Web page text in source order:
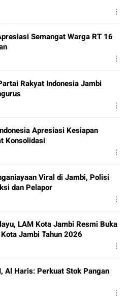
Semangat Warga RT 16
Rakyat Indonesia Jambi
Apresiasi Kesiapan
Konsolidasi
Viral di Jambi, Polisi
dan Pelapor
LAM Kota Jambi Resmi Buka
Jambi Tahun 2026
Al Haris: Perkuat Stok Pangan